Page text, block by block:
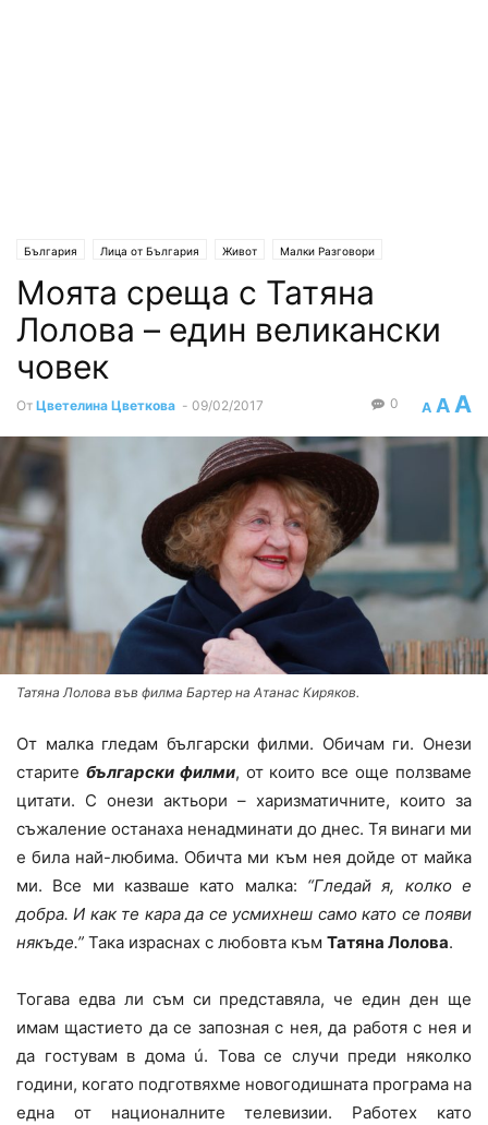
България Лица от България Живот Малки Разговори
Моята среща с Татяна
Лолова – един великански
човек
От Цветелина Цветкова - 09/02/2017 A A A
0
Татяна Лолова във филма Бартер на Атанас Киряков.
Oт малка гледам български филми. Обичам ги. Онези
старите български филми, от които все още ползваме
цитати. С онези актьори – харизматичните, които за
съжаление останаха ненадминати до днес. Тя винаги ми
е била най-любима. Обичта ми към нея дойде от майка
ми. Все ми казваше като малка: “Гледай я, колко е
добра. И как те кара да се усмихнеш само като се появи
някъде.” Така израснах с любовта към Татяна Лолова.
Тогава едва ли съм си представяла, че един ден ще
имам щастието да се запозная с нея, да работя с нея и
да гостувам в дома ú. Това се случи преди няколко
години, когато подготвяхме новогодишната програма на
една от националните телевизии. Работех като